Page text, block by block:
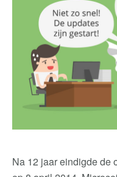
Na 12 jaar eindigde de